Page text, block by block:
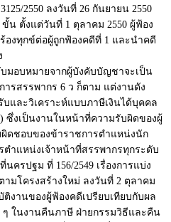
2550 ลงวันที่ 26 กันยายน 2550
น ตั้งแต่วันที่ 1 ตุลาคม 2550 ผู้ฟ้อง
องทุกข์ต่อผู้ถูกฟ้องคดีที่ 1 และนำคดี
มอบหมายจากผู้บังคับบัญชาจะเป็น
รสรรพากร 6 ว ก็ตาม แต่งานดัง
บและวิเคราะห์แบบภาษีเงินได้บุคคล
ซึ่งเป็นงานในหน้าที่ความรับผิดของผู้
ดชอบของข้าราชการตำแหน่งนัก
ำแหน่งเจ้าหน้าที่สรรพากรทุกระดับ
ครปฐม ที่ 156/2549 เรื่องการแบ่ง
มโครงสร้างใหม่ ลงวันที่ 2 ตุลาคม
งานของผู้ฟ้องคดีเปรียบเทียบกับผล
ในงานคืนภาษี ฝ่ายกรรมวิธีและคืน